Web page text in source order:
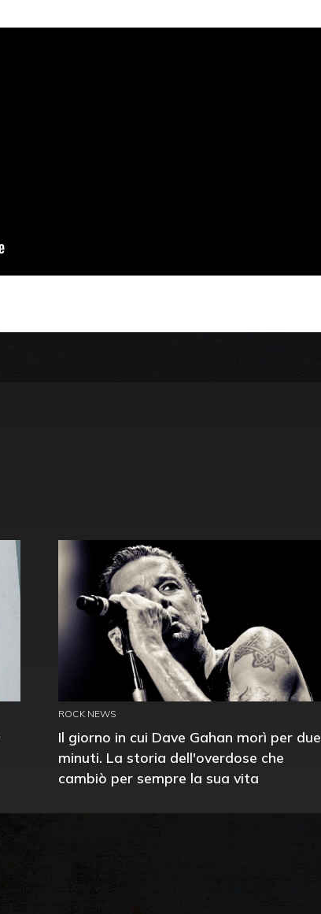
ROCK NEWS
Il giorno in cui Dave Gahan morì per due
minuti. La storia dell'overdose che
cambiò per sempre la sua vita